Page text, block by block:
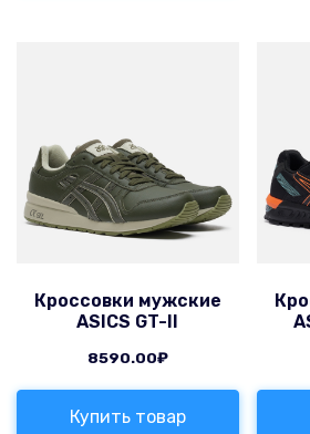
Кроссовки мужские
ASICS GT-II
8590.00₽
Купить товар